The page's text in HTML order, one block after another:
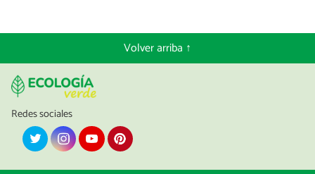
Volver arriba ↑
Redes sociales